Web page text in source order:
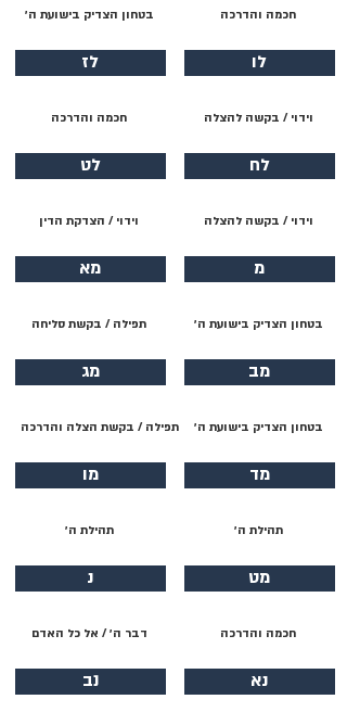
חכמה והדרכה
לו
וידוי / בקשה להצלה
לח
וידוי / בקשה להצלה
מ
בטחון הצדיק בישועת ה׳
מב
בטחון הצדיק בישועת ה׳
מד
תהילת ה׳
מט
חכמה והדרכה
נא
בטחון הצדיק בישועת ה׳
לז
חכמה והדרכה
לט
וידוי / הצדקת הדין
מא
תפילה / בקשת סליחה
מג
תפילה / בקשת הצלה והדרכה
מו
תהילת ה׳
נ
דבר ה׳ / אל כל האדם
נב